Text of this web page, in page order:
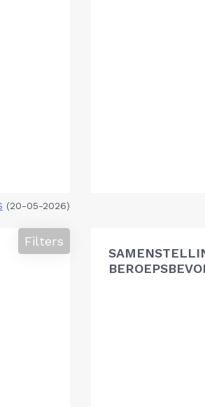
(20-05-2026)
Filters